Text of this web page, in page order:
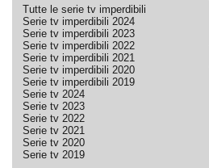
Tutte le serie tv imperdibili
Serie tv imperdibili 2024
Serie tv imperdibili 2023
Serie tv imperdibili 2022
Serie tv imperdibili 2021
Serie tv imperdibili 2020
Serie tv imperdibili 2019
Serie tv 2024
Serie tv 2023
Serie tv 2022
Serie tv 2021
Serie tv 2020
Serie tv 2019